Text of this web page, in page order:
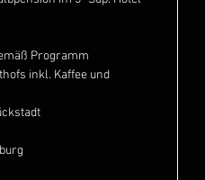
Programm
inkl. Kaffee und